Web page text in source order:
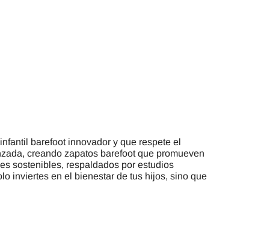
barefoot innovador y que respete el
creando zapatos barefoot que promueven
sostenibles, respaldados por estudios
inviertes en el bienestar de tus hijos, sino que